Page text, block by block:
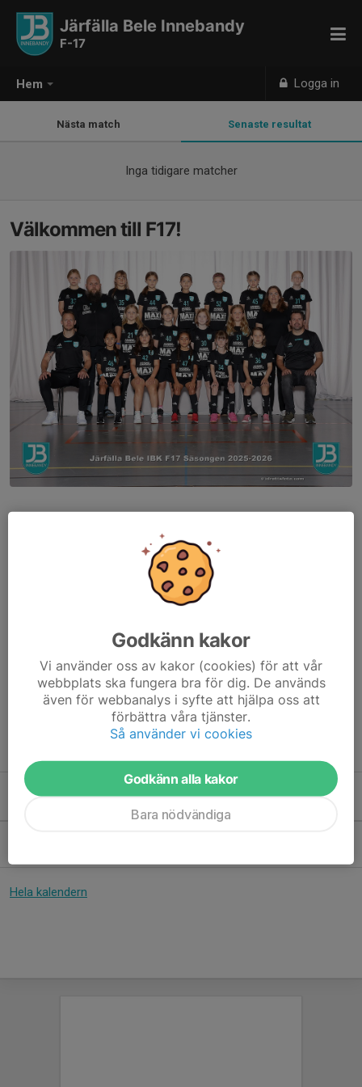
Hem Logga in
Järfälla Bele Innebandy
F-17
Nästa match Senaste resultat
Inga tidigare matcher
Välkommen till F17!
med vår kontaktperson (se nedan).
Till träningarna behöver barnen ha med egen klubba, innekläder
och skor, innebandyglasögon och gärna vattenflaska. Notera att
18:00-19:30
Fjällenskolans gymnastiksal
Kommande aktiviteter
Hela kalendern
Godkänn kakor
Vi använder oss av kakor (cookies) för att vår
webbplats ska fungera bra för dig. De används
även för webbanalys i syfte att hjälpa oss att
förbättra våra tjänster.
Så använder vi cookies
Godkänn alla kakor
Bara nödvändiga